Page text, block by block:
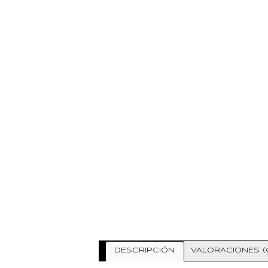
DESCRIPCIÓN VALORACIONES